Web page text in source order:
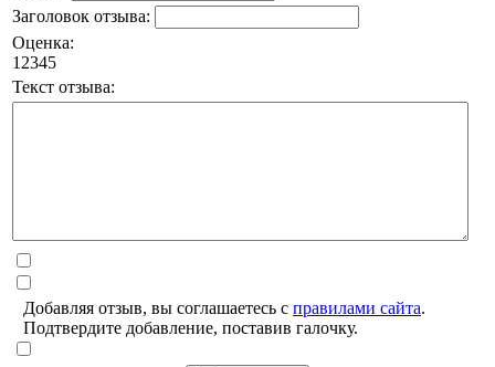
Заголовок отзыва:
Оценка:
1 2345
Текст отзыва:
Добавляя отзыв, вы соглашаетесь с правилами сайта.
Подтвердите добавление, поставив галочку.